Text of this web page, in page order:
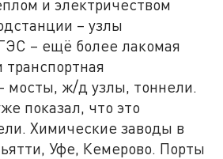
и электричеством
– узлы
– ещё более лакомая
транспортная
мосты, ж/д узлы, тоннели.
показал, что это
Химические заводы в
Уфе, Кемерово. Порты